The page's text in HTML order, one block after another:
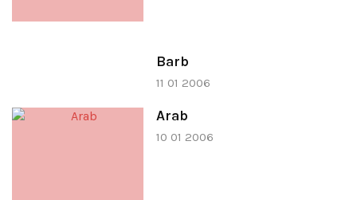
Barb
11 01 2006
Arab
10 01 2006